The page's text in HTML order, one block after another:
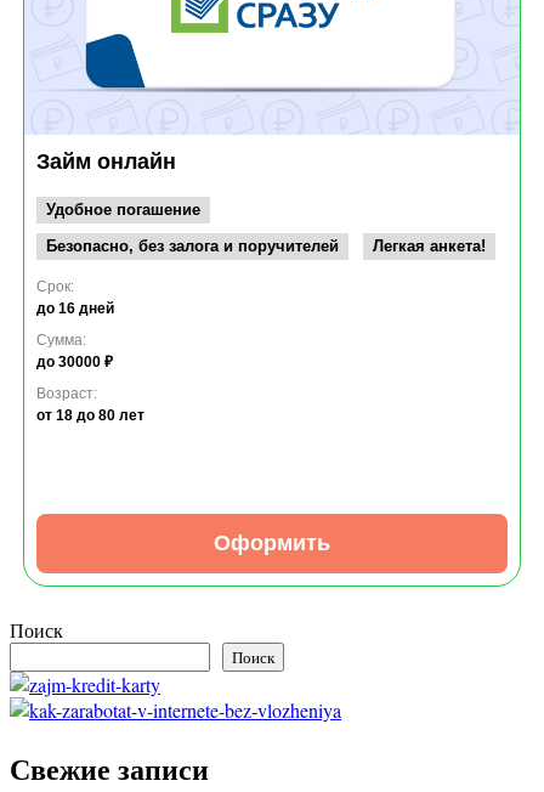
Займ онлайн
Удобное погашение
Безопасно, без залога и поручителей
Легкая анкета!
Срок:
до 16 дней
Сумма:
до 30000 ₽
Возраст:
от 18 до 80 лет
Оформить
Поиск
Поиск
Свежие записи